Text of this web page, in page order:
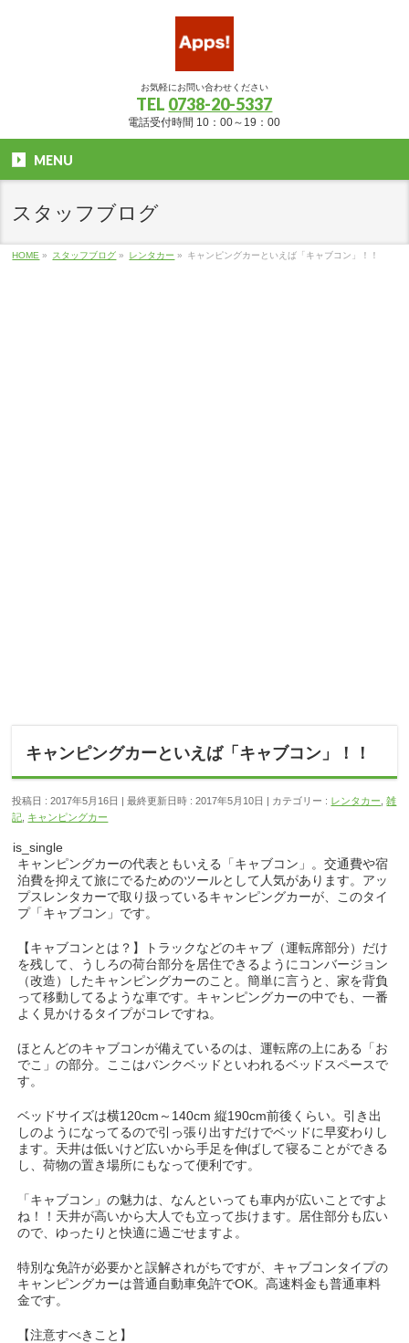
お気軽にお問い合わせください
TEL 0738-20-5337
電話受付時間 10：00～19：00
MENU
スタッフブログ
HOME » スタッフブログ » レンタカー » キャンピングカーといえば「キャブコン」！！
キャンピングカーといえば「キャブコン」！！
投稿日 : 2017年5月16日 最終更新日時 : 2017年5月10日 カテゴリー : レンタカー ,雑
記 キャンピングカー
is_single
キャンピングカーの代表ともいえる「キャブコン」。交通費や宿
泊費を抑えて旅にでるためのツールとして人気があります。アッ
プスレンタカーで取り扱っているキャンピングカーが、このタイ
プ「キャブコン」です。
【キャブコンとは？】トラックなどのキャブ（運転席部分）だけ
を残して、うしろの荷台部分を居住できるようにコンバージョン
（改造）したキャンピングカーのこと。簡単に言うと、家を背負
って移動してるような車です。キャンピングカーの中でも、一番
よく見かけるタイプがコレですね。
ほとんどのキャブコンが備えているのは、運転席の上にある「お
でこ」の部分。ここはバンクベッドといわれるベッドスペースで
す。
ベッドサイズは横120cm～140cm 縦190cm前後くらい。引き出
しのようになってるので引っ張り出すだけでベッドに早変わりし
ます。天井は低いけど広いから手足を伸ばして寝ることができる
し、荷物の置き場所にもなって便利です。
「キャブコン」の魅力は、なんといっても車内が広いことですよ
ね！！天井が高いから大人でも立って歩けます。居住部分も広い
ので、ゆったりと快適に過ごせますよ。
特別な免許が必要かと誤解されがちですが、キャブコンタイプの
キャンピングカーは普通自動車免許でOK。高速料金も普通車料
金です。
【注意すべきこと】